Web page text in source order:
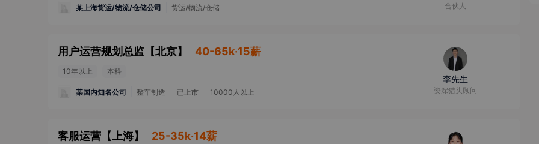
某上海货运/物流/仓储公司 货运/物流/仓储 合伙人
用户运营规划总监 【北京】 40-65k·15薪
10年以上 本科
某国内知名公司 整车制造 已上市 10000人以上
李先生
资深猎头顾问
客服运营 【 上海】 25-35k·14薪